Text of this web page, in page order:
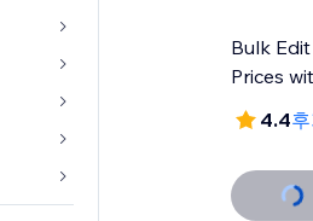
Bulk
Prices
4.4